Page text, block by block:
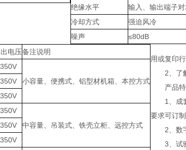
绝缘水平
输入、输出端子
冷却方式
强迫风冷
噪声
≤80dB
电压备注说明
小容量、便携式、铝型材机箱、本控方式
中容量、吊装式、铁壳立柜、远控方式
用或复印
2、了解
产品特
1、成套
要求可订
2、数字
3、试验